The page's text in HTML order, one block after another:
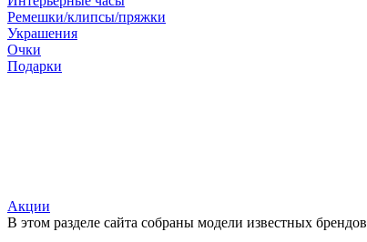
Ремешки/клипсы/пряжки
Украшения
Очки
Подарки
Акции
В этом разделе сайта собраны модели известных брендов